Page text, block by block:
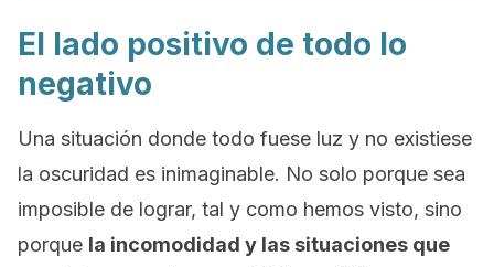
El lado positivo de todo lo
negativo
Una situación donde todo fuese luz y no existiese
la oscuridad es inimaginable. No solo porque sea
imposible de lograr, tal y como hemos visto, sino
porque la incomodidad y las situaciones que